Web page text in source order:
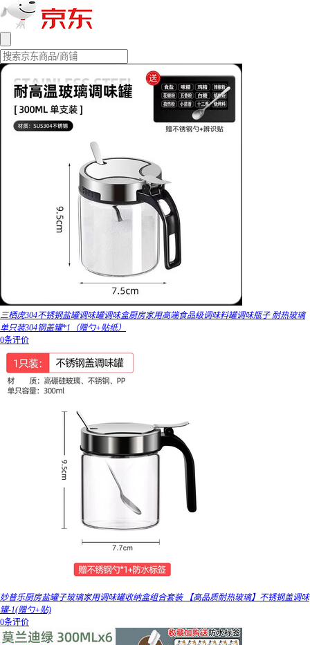
三栖虎304不锈钢盐罐调味罐调味盒厨房家用高端食品级调味料罐调味瓶子 耐热玻璃
单只装304钢盖罐*1（赠勺+贴纸）
0条评价
妙普乐厨房盐罐子玻璃家用调味罐收纳盒组合套装 【高品质耐热玻璃】不锈钢盖调味
罐-1(赠勺+贴)
0条评价